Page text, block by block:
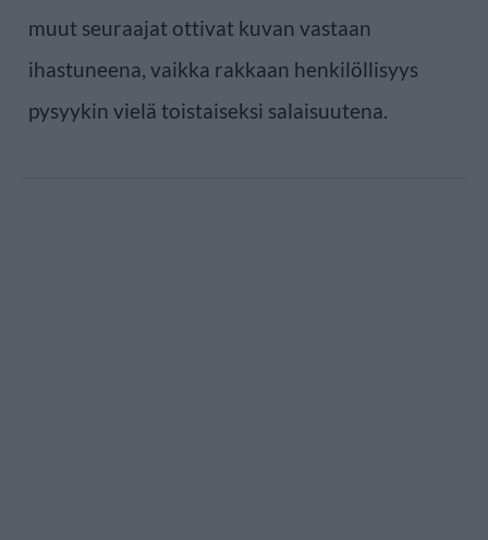
muut seuraajat ottivat kuvan vastaan
ihastuneena, vaikka rakkaan henkilöllisyys
pysyykin vielä toistaiseksi salaisuutena.